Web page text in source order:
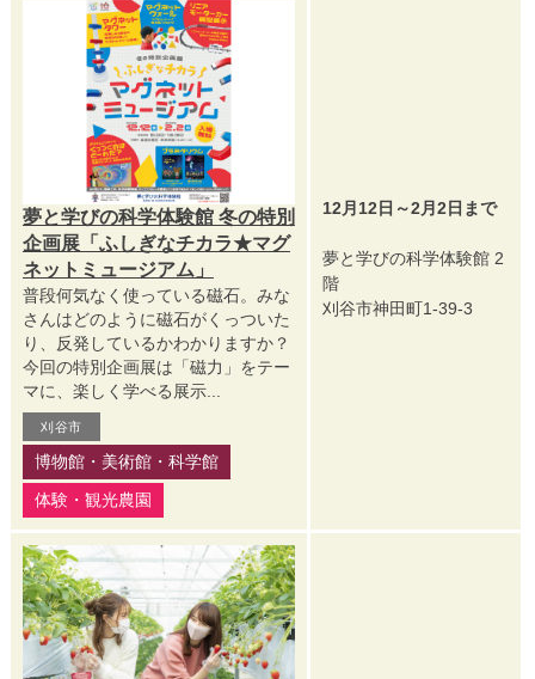
夢と学びの科学体験館 冬の特別
企画展「ふしぎなチカラ★マグ
ネットミュージアム」
普段何気なく使っている磁石。みな
さんはどのように磁石がくっついた
り、反発しているかわかりますか？
今回の特別企画展は「磁力」をテー
マに、楽しく学べる展示...
刈谷市
博物館・美術館・科学館
体験・観光農園
12月12日～2月2日まで
夢と学びの科学体験館 2
階
刈谷市神田町1-39-3